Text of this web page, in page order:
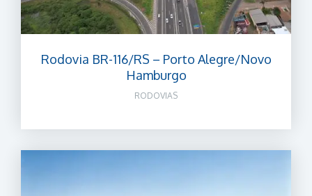
Rodovia BR-116/RS – Porto Alegre/Novo
Hamburgo
RODOVIAS